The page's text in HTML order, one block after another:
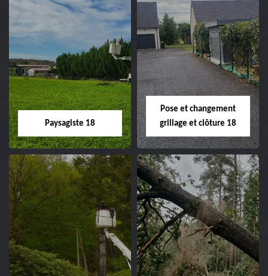
Paysagiste 18
Paysagiste 18
Artisan paysagiste 18
Cher tel: 02.52.56.49.40
Pose et changement
grillage et clôture 18
Pose et
changement
grillage et clôture
18